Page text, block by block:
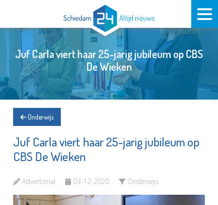
Juf Carla viert haar 25-jarig jubileum op CBS
De Wieken
Onderwijs
Juf Carla viert haar 25-jarig jubileum op
CBS De Wieken
Advertorial 03-12-2020 Onderwijs